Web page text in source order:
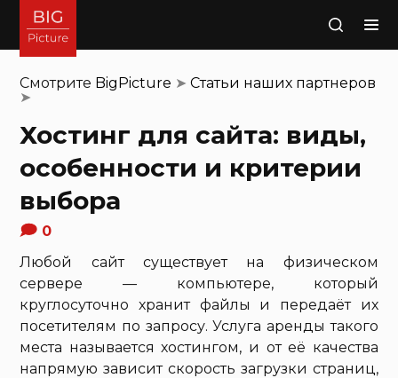
Поиск
Смотрите BigPicture ➤Статьи наших партнеров
➤
Хостинг для сайта: виды,
особенности и критерии
выбора
0
Любой сайт существует на физическом
сервере — компьютере, который
круглосуточно хранит файлы и передаёт их
посетителям по запросу. Услуга аренды такого
места называется хостингом, и от её качества
напрямую зависит скорость загрузки страниц,